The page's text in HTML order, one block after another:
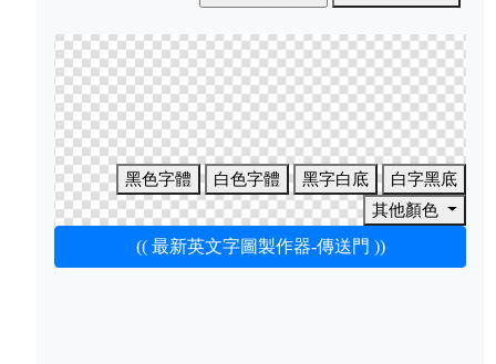
黑色字體 白色字體 黑字白底
白字黑底
其他顏色
(( 最新英文字圖製作器-傳送門 ))